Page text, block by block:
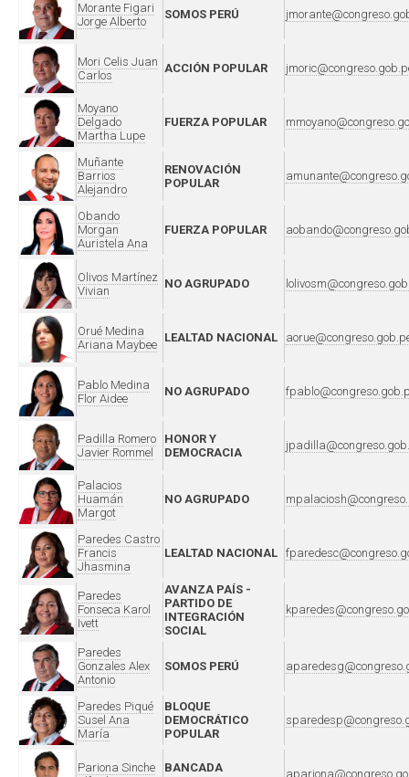
Morante Figari
Jorge Alberto
SOMOS PERÚ
Mori Celis Juan
Carlos
ACCIÓN POPULAR
Moyano
Delgado
Martha Lupe
FUERZA POPULAR
Muñante
Barrios
Alejandro
RENOVACIÓN
POPULAR
Obando
Morgan
Auristela Ana
FUERZA POPULAR
Olivos Martínez
Vivian
NO AGRUPADO
Orué Medina
Ariana Maybee
LEALTAD NACIONAL
Pablo Medina
Flor Aidee
NO AGRUPADO
Padilla Romero
Javier Rommel
HONOR Y
DEMOCRACIA
Palacios
Huamán
Margot
NO AGRUPADO
Paredes Castro
Francis
Jhasmina
LEALTAD NACIONAL
Paredes
Fonseca Karol
Ivett
AVANZA PAÍS -
PARTIDO DE
INTEGRACIÓN
SOCIAL
Paredes
Gonzales Alex
Antonio
SOMOS PERÚ
Paredes Piqué
Susel Ana
María
BLOQUE
DEMOCRÁTICO
POPULAR
Pariona Sinche
BANCADA